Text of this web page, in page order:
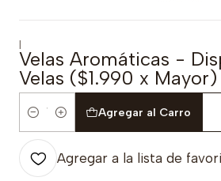
|
Velas Aromáticas -
Velas ($1.990 x Mayor)
Cantidad
Agregar al Carro
Agregar a la lista de